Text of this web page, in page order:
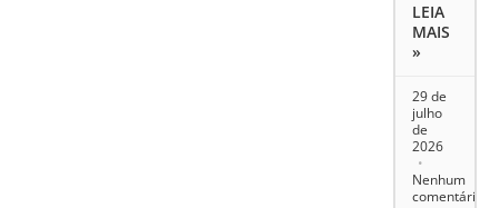
LEIA
MAIS
»
29 de
julho
de
2026
Nenhum
comentário